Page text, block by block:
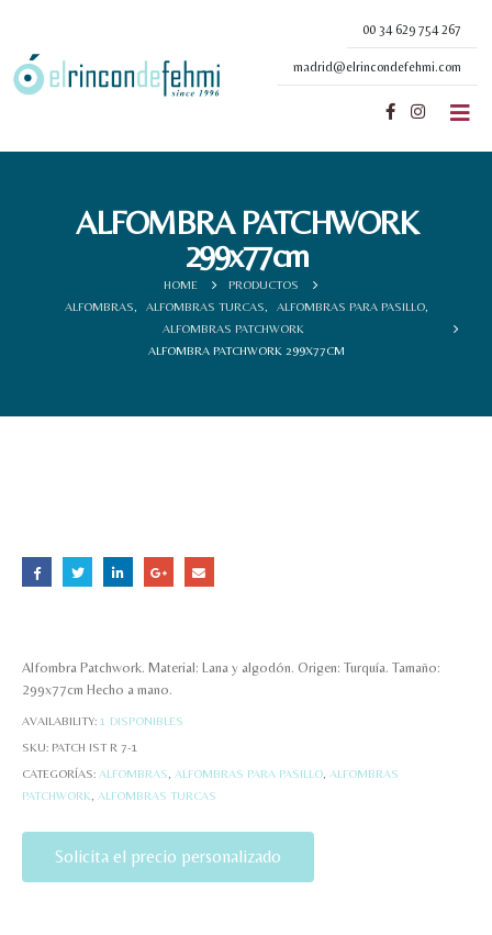
00 34 629 754 267
madrid@elrincondefehmi.com
ALFOMBRA PATCHWORK
299x77cm
HOME
PRODUCTOS
ALFOMBRAS
ALFOMBRAS TURCAS ALFOMBRAS PARA PASILLO,
ALFOMBRAS PATCHWORK
ALFOMBRA PATCHWORK 299X77CM
Alfombra Patchwork. Material: Lana y algodón. Origen: Turquía. Tamaño:
299x77cm Hecho a mano.
AVAILABILITY: 1 DISPONIBLES
SKU: PATCH IST R 7-1
CATEGORÍAS: ALFOMBRAS ALFOMBRAS PARA PASILLO ALFOMBRAS
PATCHWORK
ALFOMBRAS TURCAS
Solicita el precio personalizado